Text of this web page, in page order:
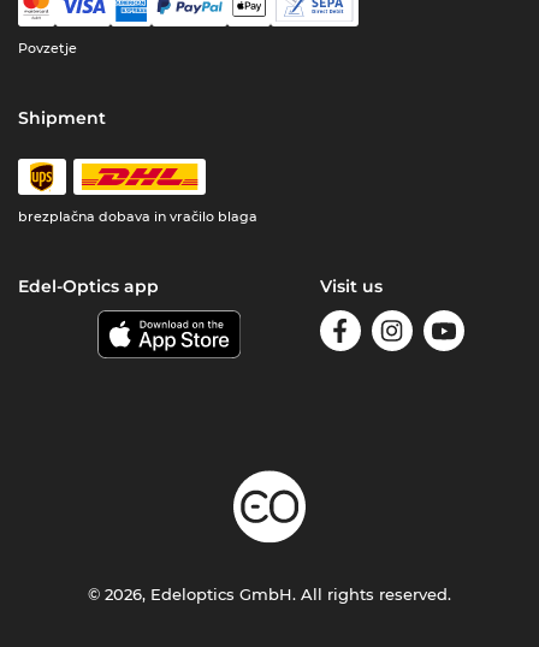
Povzetje
Shipment
brezplačna dobava in vračilo blaga
Edel-Optics app Visit us
© 2026, Edeloptics GmbH. All rights reserved.